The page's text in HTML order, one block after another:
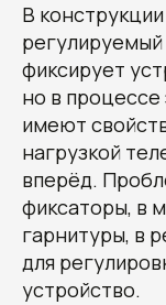
В
фиксирует
но в
имеют
нагрузкой
вперёд.
фиксаторы, в
гарнитуры, в
для
устройство.